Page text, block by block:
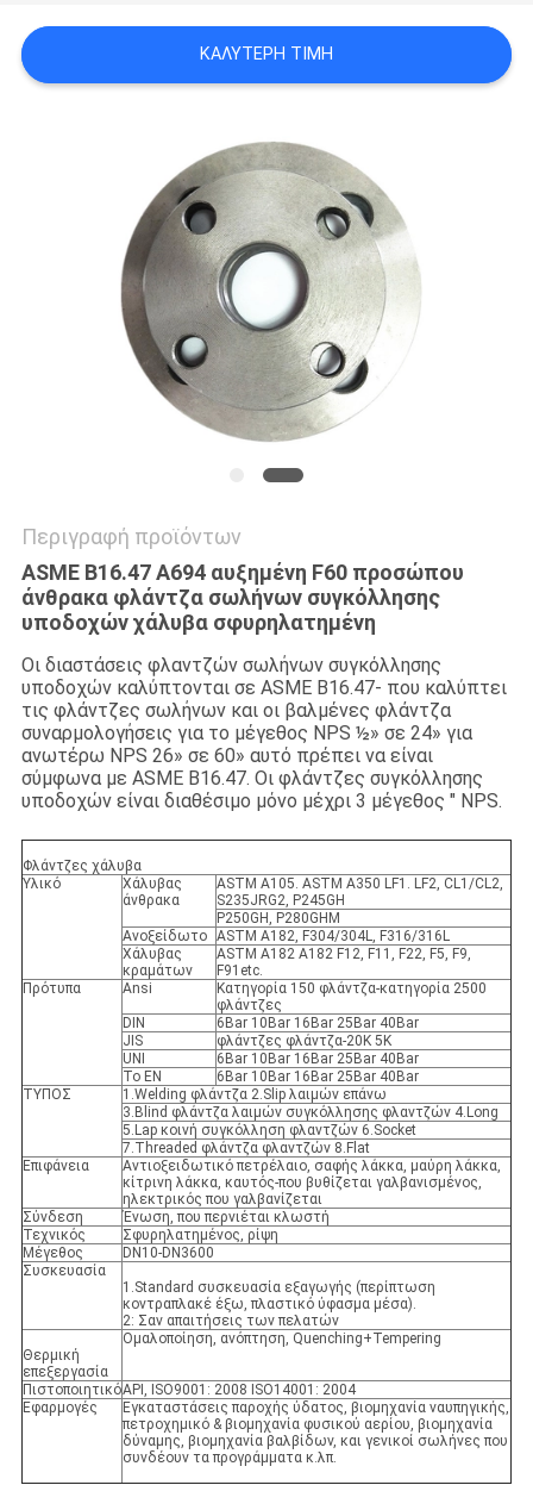
SITEMAP
ΑΠΟΡΡΉΤΟΥ
ΚΑΛΎΤΕΡΗ ΤΙΜΉ
Περιγραφή προϊόντων
ASME B16.47 A694 αυξημένη F60 προσώπου
άνθρακα φλάντζα σωλήνων συγκόλλησης
υποδοχών χάλυβα σφυρηλατημένη
Οι διαστάσεις φλαντζών σωλήνων συγκόλλησης
υποδοχών καλύπτονται σε ASME B16.47- που καλύπτει
τις φλάντζες σωλήνων και οι βαλμένες φλάντζα
συναρμολογήσεις για το μέγεθος NPS ½» σε 24» για
ανωτέρω NPS 26» σε 60» αυτό πρέπει να είναι
σύμφωνα με ASME B16.47. Οι φλάντζες συγκόλλησης
υποδοχών είναι διαθέσιμο μόνο μέχρι 3 μέγεθος ″ NPS.
Φλάντζες χάλυβα
Υλικό
Χάλυβας
άνθρακα
ASTM A105. ASTM A350 LF1. LF2, CL1/CL2,
S235JRG2, P245GH
P250GH, P280GHM
Ανοξείδωτο ASTM A182, F304/304L, F316/316L
Χάλυβας
κραμάτων
ASTM A182 A182 F12, F11, F22, F5, F9,
F91etc.
Πρότυπα
Ansi
Κατηγορία 150 φλάντζα-κατηγορία 2500
φλάντζες
DIN
6Bar 10Bar 16Bar 25Bar 40Bar
JIS
φλάντζες φλάντζα-20K 5K
UNI
6Bar 10Bar 16Bar 25Bar 40Bar
Το EN
6Bar 10Bar 16Bar 25Bar 40Bar
ΤΥΠΟΣ
1.Welding φλάντζα 2.Slip λαιμών επάνω
3.Blind φλάντζα λαιμών συγκόλλησης φλαντζών 4.Long
5.Lap κοινή συγκόλληση φλαντζών 6.Socket
7.Threaded φλάντζα φλαντζών 8.Flat
Επιφάνεια
Αντιοξειδωτικό πετρέλαιο, σαφής λάκκα, μαύρη λάκκα,
κίτρινη λάκκα, καυτός-που βυθίζεται γαλβανισμένος,
ηλεκτρικός που γαλβανίζεται
Σύνδεση
Ένωση, που περνιέται κλωστή
Τεχνικός
Σφυρηλατημένος, ρίψη
Μέγεθος
DN10-DN3600
Συσκευασία
1.Standard συσκευασία εξαγωγής (περίπτωση
κοντραπλακέ έξω, πλαστικό ύφασμα μέσα).
2: Σαν απαιτήσεις των πελατών
Θερμική
επεξεργασία
Ομαλοποίηση, ανόπτηση, Quenching+Tempering
ΠιστοποιητικόAPI, ISO9001: 2008 ISO14001: 2004
Εφαρμογές
Εγκαταστάσεις παροχής ύδατος, βιομηχανία ναυπηγικής,
πετροχημικό & βιομηχανία φυσικού αερίου, βιομηχανία
δύναμης, βιομηχανία βαλβίδων, και γενικοί σωλήνες που
συνδέουν τα προγράμματα κ.λπ.